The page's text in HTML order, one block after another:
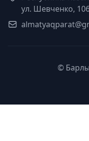
ул. Шевченко,
©